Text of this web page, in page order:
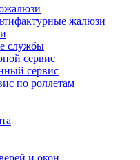
жалюзи
службы
сервис
сервис
по роллетам
и окон